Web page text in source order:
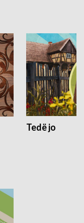
Tedë jo